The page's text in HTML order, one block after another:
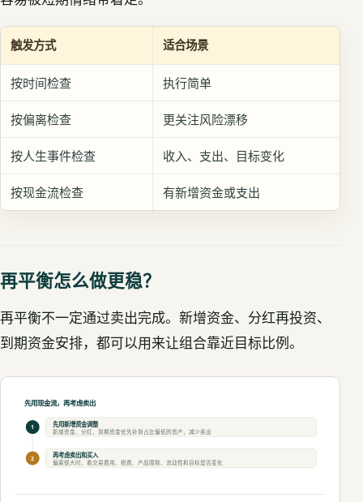
触发方式 适合场景
按时间检查 执行简单
按偏离检查 更关注风险漂移
按人生事件检查 收入、支出、目标变化
按现金流检查 有新增资金或支出
再平衡怎么做更稳？
再平衡不一定通过卖出完成。新增资金、分红再投资、
到期资金安排，都可以用来让组合靠近目标比例。
先用现金流，再考虑卖出
1 先用新增资金调整
新增资金、分红、到期资金优先补到占比偏低的资产，减少卖出
2 再考虑卖出和买入
偏离很大时，看交易费用、税费、产品限制、流动性和目标是否变化